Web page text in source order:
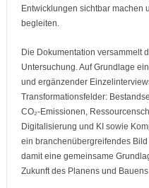
Entwicklungen sichtbar machen
begleiten.
Die Dokumentation versammelt
Untersuchung. Auf Grundlage
und ergänzender
Transformationsfelder:
CO₂-Emissionen,
Digitalisierung und KI sowie
ein branchenübergreifendes
damit eine gemeinsame
Zukunft des Planens und